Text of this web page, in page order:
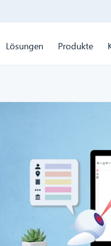
Lösungen Produkte